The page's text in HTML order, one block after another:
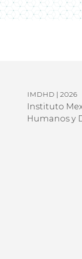
IMDHD | 2026
Instituto
Humanos y